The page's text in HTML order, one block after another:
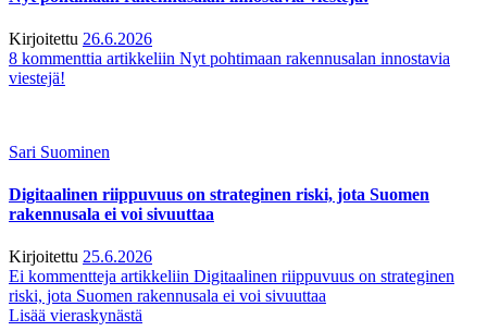
Kirjoitettu 26.6.2026
8 kommenttia artikkeliin Nyt pohtimaan rakennusalan innostavia
viestejä!
Sari Suominen
Digitaalinen riippuvuus on strateginen riski, jota Suomen
rakennusala ei voi sivuuttaa
Kirjoitettu 25.6.2026
Ei kommentteja artikkeliin Digitaalinen riippuvuus on strateginen
riski, jota Suomen rakennusala ei voi sivuuttaa
Lisää vieraskynästä